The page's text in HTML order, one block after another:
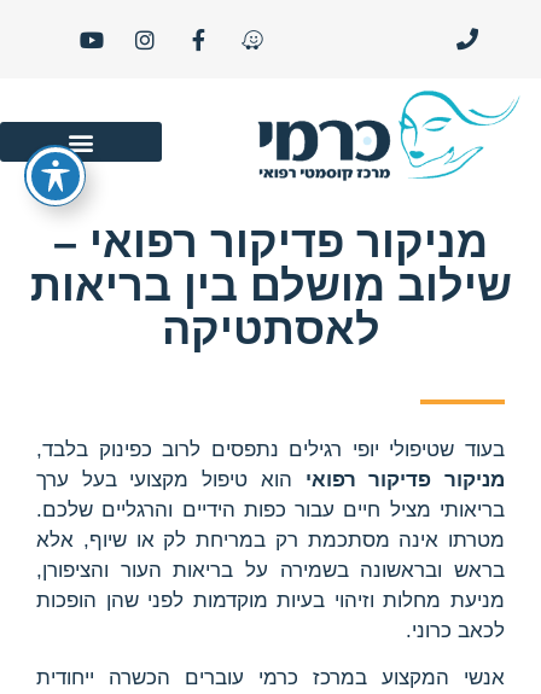
מניקור פדיקור רפואי –
שילוב מושלם בין בריאות
לאסתטיקה
בעוד שטיפולי יופי רגילים נתפסים לרוב כפינוק בלבד,
מניקור פדיקור רפואי הוא טיפול מקצועי בעל ערך
בריאותי מציל חיים עבור כפות הידיים והרגליים שלכם.
מטרתו אינה מסתכמת רק במריחת לק או שיוף, אלא
בראש ובראשונה בשמירה על בריאות העור והציפורן,
מניעת מחלות וזיהוי בעיות מוקדמות לפני שהן הופכות
לכאב כרוני.
אנשי המקצוע במרכז כרמי עוברים הכשרה ייחודית